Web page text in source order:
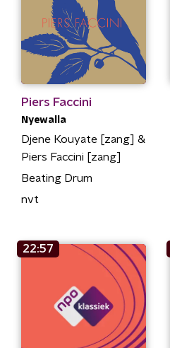
Piers Faccini
Nyewalla
Djene Kouyate [zang] &
Piers Faccini [zang]
Beating Drum
nvt
22:57